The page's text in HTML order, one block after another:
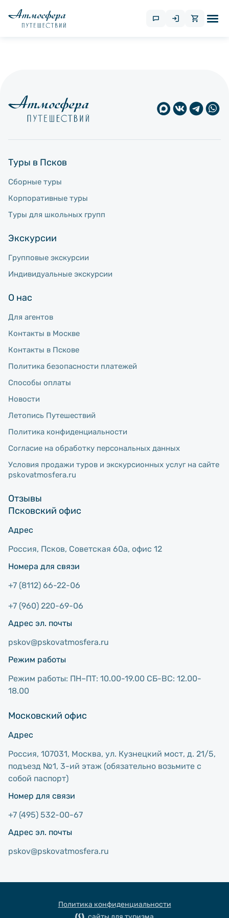
Туры в Псков
Сборные туры
Корпоративные туры
Туры для школьных групп
Экскурсии
Групповые экскурсии
Индивидуальные экскурсии
О нас
Для агентов
Контакты в Москве
Контакты в Пскове
Политика безопасности платежей
Способы оплаты
Новости
Летопись Путешествий
Политика конфиденциальности
Согласие на обработку персональных данных
Условия продажи туров и экскурсионных услуг на сайте
pskovatmosfera.ru
Отзывы
Псковский офис
Адрес
Россия, Псков, Советcкая 60а, офис 12
Номера для связи
+7 (8112) 66-22-06
+7 (960) 220-69-06
Адрес эл. почты
pskov@pskovatmosfera.ru
Режим работы
Режим работы: ПН–ПТ: 10.00-19.00 СБ-ВС: 12.00-
18.00
Московский офис
Адрес
Россия, 107031, Москва, ул. Кузнецкий мост, д. 21/5,
подъезд №1, 3-ий этаж (обязательно возьмите с
собой паспорт)
Номер для связи
+7 (495) 532-00-67
Адрес эл. почты
pskov@pskovatmosfera.ru
Политика конфиденциальности